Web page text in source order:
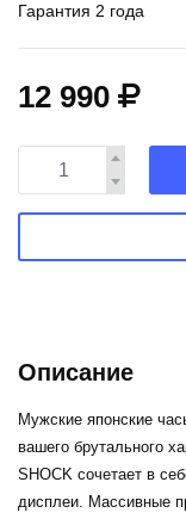
Гарантия 2 года
12 990
Описание
Мужские японские
вашего брутального
SHOCK сочетает в
дисплеи. Массивные